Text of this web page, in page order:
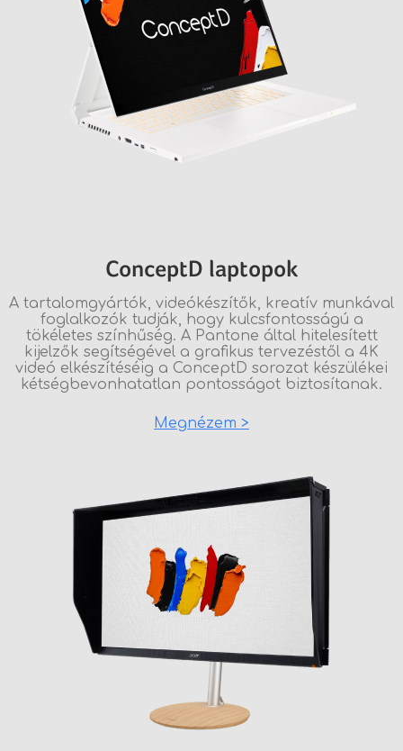
ConceptD laptopok
A tartalomgyártók, videókészítők, kreatív munkával
foglalkozók tudják, hogy kulcsfontosságú a
tökéletes színhűség. A Pantone által hitelesített
kijelzők segítségével a grafikus tervezéstől a 4K
videó elkészítéséig a ConceptD sorozat készülékei
kétségbevonhatatlan pontosságot biztosítanak.
Megnézem >